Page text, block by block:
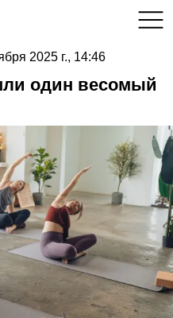
2025 г., 14:46
один весомый